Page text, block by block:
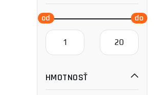
HMOTNOSŤ